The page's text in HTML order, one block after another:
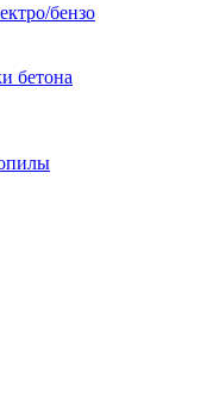
бензо
бетона